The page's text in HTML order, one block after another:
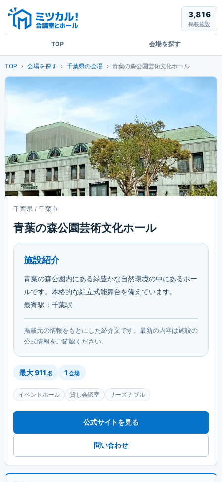
TOP 会場を探す
3,816
掲載施設
TOP 会場を探す 千葉県の会場 青葉の森公園芸術文化ホール
千葉県 / 千葉市
青葉の森公園芸術文化ホール
施設紹介
青葉の森公園内にある緑豊かな自然環境の中にあるホー
ルです。本格的な組立式能舞台を備えています。
最寄駅：千葉駅
掲載元の情報をもとにした紹介文です。最新の内容は施設の
公式情報をご確認ください。
最大911 名 1 会場
イベントホール 貸し会議室 リーズナブル
公式サイトを見る
問い合わせ